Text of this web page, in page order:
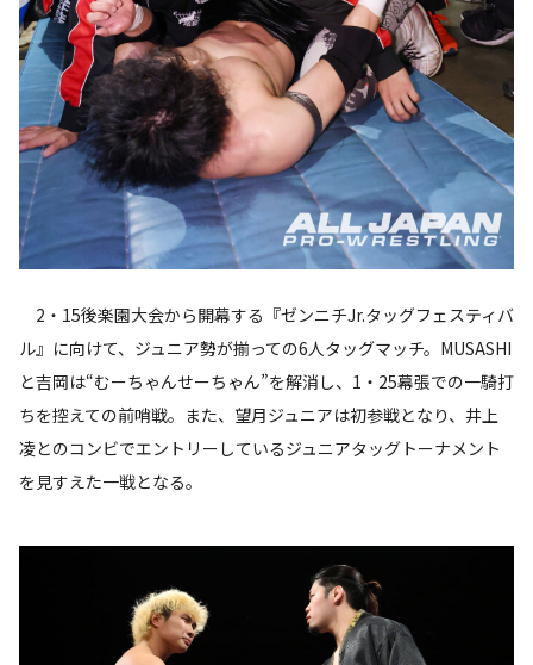
2・15後楽園大会から開幕する『ゼンニチJr.タッグフェスティバ
ル』に向けて、ジュニア勢が揃っての6人タッグマッチ。MUSASHI
と吉岡は“むーちゃんせーちゃん”を解消し、1・25幕張での一騎打
ちを控えての前哨戦。また、望月ジュニアは初参戦となり、井上
凌とのコンビでエントリーしているジュニアタッグトーナメント
を見すえた一戦となる。